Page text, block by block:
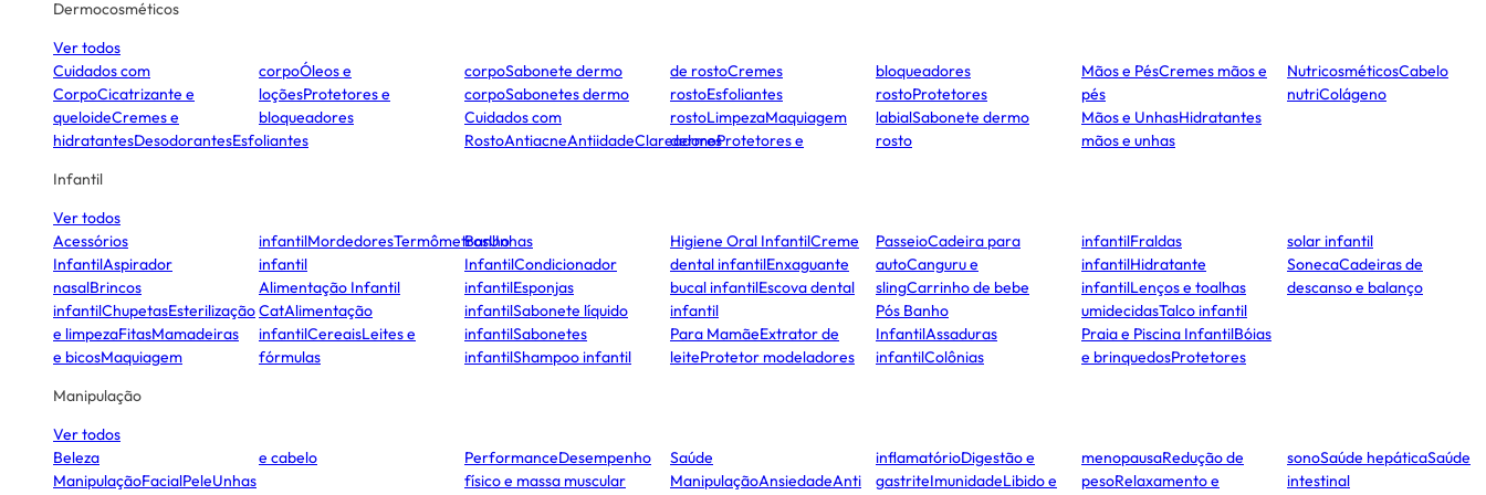
Dermocosméticos
Ver todos
Cuidados com
CorpoCicatrizante e
queloideCremes e
hidratantesDesodorantesEsfoliantes
corpoÓleos e
loçõesProtetores e
bloqueadores
corpoSabonete dermo
corpoSabonetes dermo
Cuidados com
RostoAntiacneAntiidadeClareadores
de rostoCremes
rostoEsfoliantes
rostoLimpezaMaquiagem
dermoProtetores e
bloqueadores
rostoProtetores
labialSabonete dermo
rosto
Mãos e PésCremes mãos e
pés
Mãos e UnhasHidratantes
mãos e unhas
NutricosméticosCabelo
nutriColágeno
Infantil
Ver todos
Acessórios
InfantilAspirador
nasalBrincos
infantilChupetasEsterilização
e limpezaFitasMamadeiras
e bicosMaquiagem
infantilMordedoresTermômetrosUnhas
infantil
Alimentação Infantil
CatAlimentação
infantilCereaisLeites e
fórmulas
Banho
InfantilCondicionador
infantilEsponjas
infantilSabonete líquido
infantilSabonetes
infantilShampoo infantil
Higiene Oral InfantilCreme
dental infantilEnxaguante
bucal infantilEscova dental
infantil
Para MamãeExtrator de
leiteProtetor modeladores
PasseioCadeira para
autoCanguru e
slingCarrinho de bebe
Pós Banho
InfantilAssaduras
infantilColônias
infantilFraldas
infantilHidratante
infantilLenços e toalhas
umidecidasTalco infantil
Praia e Piscina InfantilBóias
e brinquedosProtetores
solar infantil
SonecaCadeiras de
descanso e balanço
Manipulação
Ver todos
Beleza
ManipulaçãoFacialPeleUnhas
e cabelo PerformanceDesempenho
físico e massa muscular
Saúde
ManipulaçãoAnsiedadeAnti
inflamatórioDigestão e
gastriteImunidadeLibido e
menopausaRedução de
pesoRelaxamento e
sonoSaúde hepáticaSaúde
intestinal